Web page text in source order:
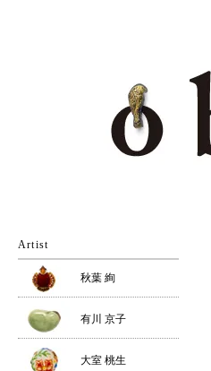
Artist
秋葉 絢
有川 京子
大室 桃生